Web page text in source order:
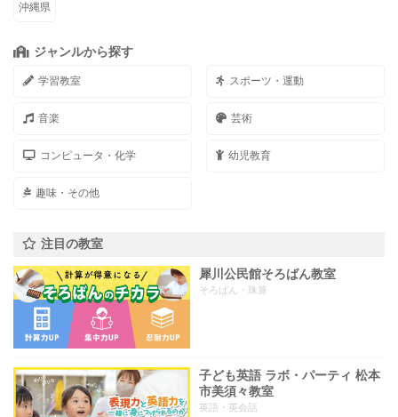
沖縄県
ジャンルから探す
学習教室 スポーツ・運動
音楽 芸術
コンピュータ・化学 幼児教育
趣味・その他
注目の教室
犀川公民館そろばん教室
そろばん・珠算
子ども英語 ラボ・パーティ 松本
市美須々教室
英語・英会話